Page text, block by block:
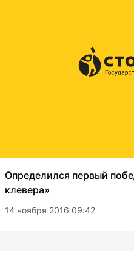
Определился первый
клевера»
14 ноября 2016 09:42